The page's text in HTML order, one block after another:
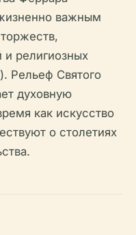
важным
и религиозных
Рельеф Святого
духовную
как искусство
о столетиях